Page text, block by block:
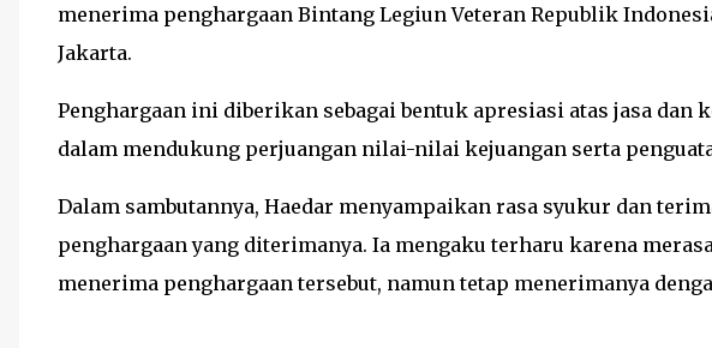
menerima penghargaan Bintang Legiun Veteran Republik
Jakarta.
Penghargaan ini diberikan sebagai bentuk apresiasi atas jasa dan
dalam mendukung perjuangan nilai-nilai kejuangan serta
Dalam sambutannya, Haedar menyampaikan rasa syukur dan
penghargaan yang diterimanya. Ia mengaku terharu karena
menerima penghargaan tersebut, namun tetap menerimanya